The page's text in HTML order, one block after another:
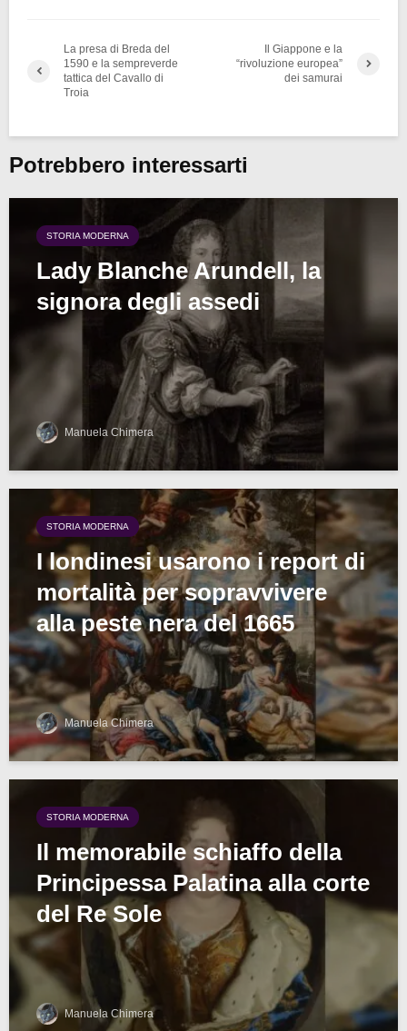
La presa di Breda del
1590 e la sempreverde
tattica del Cavallo di
Troia
Il Giappone e la
“rivoluzione europea”
dei samurai
Potrebbero interessarti
STORIA MODERNA
Lady Blanche Arundell, la
signora degli assedi
Manuela Chimera
STORIA MODERNA
I londinesi usarono i report di
mortalità per sopravvivere
alla peste nera del 1665
Manuela Chimera
STORIA MODERNA
Il memorabile schiaffo della
Principessa Palatina alla corte
del Re Sole
Manuela Chimera